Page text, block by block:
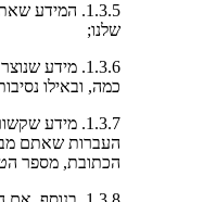
1.3.5. המידע
שלנו;
1.3.6. מידע
כמה, ובאילו
1.3.7. מידע
העברות שאתם
הכתובת, מספר